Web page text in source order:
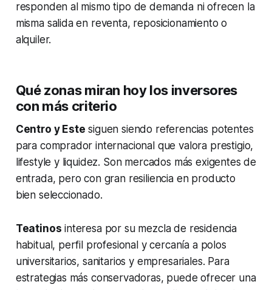
responden al mismo tipo de demanda ni ofrecen la
misma salida en reventa, reposicionamiento o
alquiler.
Qué zonas miran hoy los inversores
con más criterio
Centro y Este siguen siendo referencias potentes
para comprador internacional que valora prestigio,
lifestyle y liquidez. Son mercados más exigentes de
entrada, pero con gran resiliencia en producto
bien seleccionado.
Teatinos interesa por su mezcla de residencia
habitual, perfil profesional y cercanía a polos
universitarios, sanitarios y empresariales. Para
estrategias más conservadoras, puede ofrecer una